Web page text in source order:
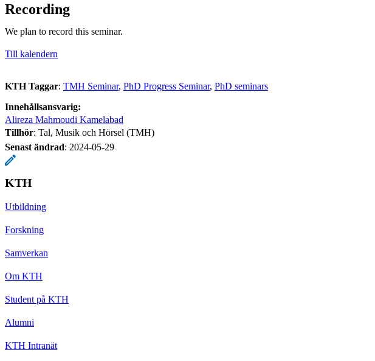
Recording
We plan to record this seminar.
Till kalendern
KTH Taggar: TMH Seminar PhD Progress Seminar PhD seminars
Innehållsansvarig:
Alireza Mahmoudi Kamelabad
Tillhör: Tal, Musik och Hörsel (TMH)
Senast ändrad: 2024-05-29
KTH
Utbildning
Forskning
Samverkan
Om KTH
Student på KTH
Alumni
KTH Intranät